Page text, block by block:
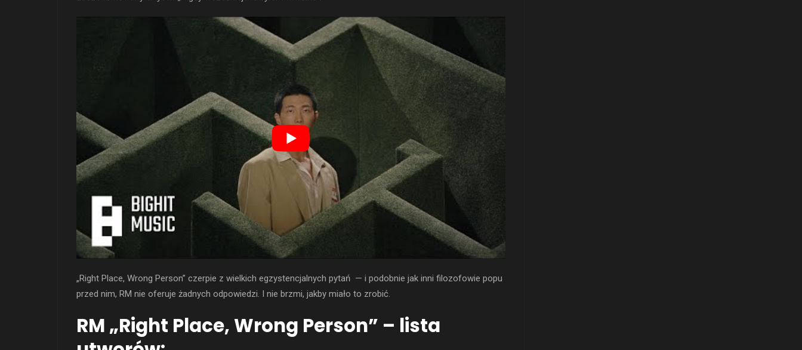
„Right Place, Wrong Person” czerpie z wielkich egzystencjalnych pytań — i podobnie jak inni filozofowie popu
przed nim, RM nie oferuje żadnych odpowiedzi. I nie brzmi, jakby miało to zrobić.
RM „Right Place, Wrong Person” – lista